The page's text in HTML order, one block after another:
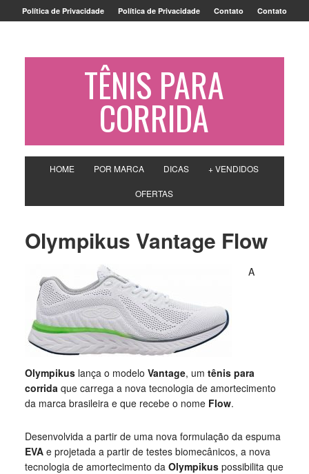
Política de Privacidade Política de Privacidade Contato Contato
TÊNIS PARA
CORRIDA
HOME POR MARCA DICAS + VENDIDOS
OFERTAS
Olympikus Vantage Flow
A
Olympikuslança o modelo Vantage, um tênis para
corridaque carrega a nova tecnologia de amortecimento
da marca brasileira e que recebe o nome Flow.
Desenvolvida a partir de uma nova formulação da espuma
EVA e projetada a partir de testes biomecânicos, a nova
tecnologia de amortecimento da Olympikuspossibilita que